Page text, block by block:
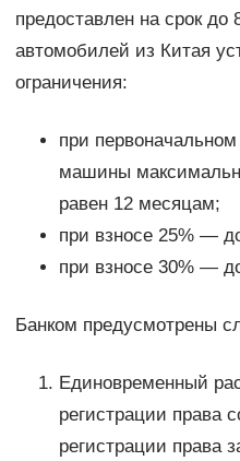
предоставлен на срок
автомобилей из Китая
ограничения:
при
машины
равен 12 месяцам;
при взносе 25% —
при взносе 30% —
Банком предусмотрены
Единовременный
регистрации права
регистрации права